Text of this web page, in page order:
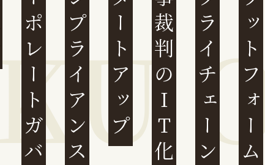
コンプライアンススタートアップ民事裁判のIT化サプライチェーンプラットフォーム